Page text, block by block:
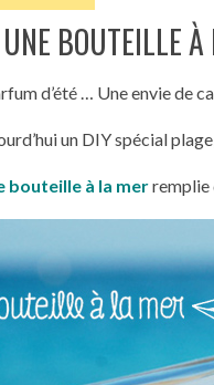
BOUTEILLE
d’été … Une envie de
un DIY spécial
bouteille à la merremplie